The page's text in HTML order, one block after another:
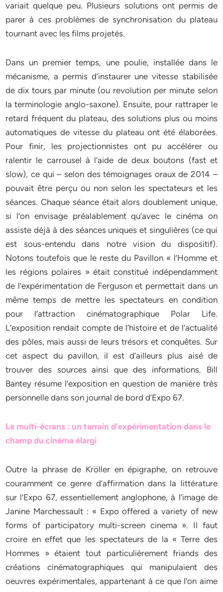
variait quelque peu. Plusieurs solutions ont permis de
parer à ces problèmes de synchronisation du plateau
tournant avec les films projetés.
Dans un premier temps, une poulie, installée dans le
mécanisme, a permis d’instaurer une vitesse stabilisée
de dix tours par minute (ou revolution per minute selon
la terminologie anglo-saxone). Ensuite, pour rattraper le
retard fréquent du plateau, des solutions plus ou moins
automatiques de vitesse du plateau ont été élaborées.
Pour finir, les projectionnistes ont pu accélérer ou
ralentir le carrousel à l’aide de deux boutons (fast et
slow), ce qui – selon des témoignages oraux de 2014 –
pouvait être perçu ou non selon les spectateurs et les
séances. Chaque séance était alors doublement unique,
si l’on envisage préalablement qu’avec le cinéma on
assiste déjà à des séances uniques et singulières (ce qui
est sous-entendu dans notre vision du dispositif).
Notons toutefois que le reste du Pavillon « l’Homme et
les régions polaires » était constitué indépendamment
de l’expérimentation de Ferguson et permettait dans un
même temps de mettre les spectateurs en condition
pour l’attraction cinématographique Polar Life.
L’exposition rendait compte de l’histoire et de l’actualité
des pôles, mais aussi de leurs trésors et conquêtes. Sur
cet aspect du pavillon, il est d’ailleurs plus aisé de
trouver des sources ainsi que des informations. Bill
Bantey résume l’exposition en question de manière très
personnelle dans son journal de bord d’Expo 67.
Le multi-écrans : un terrain d’expérimentation dans le
champ du cinéma élargi
Outre la phrase de Kröller en épigraphe, on retrouve
couramment ce genre d’affirmation dans la littérature
sur l’Expo 67, essentiellement anglophone, à l’image de
Janine Marchessault : « Expo offered a variety of new
forms of participatory multi-screen cinema ». Il faut
croire en effet que les spectateurs de la « Terre des
Hommes » étaient tout particulièrement friands des
créations cinématographiques qui manipulaient des
oeuvres expérimentales, appartenant à ce que l’on aime